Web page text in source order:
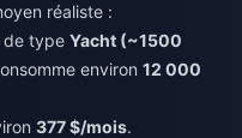
réaliste :
de type Yacht (~1500
environ 12 000
377 $/mois.